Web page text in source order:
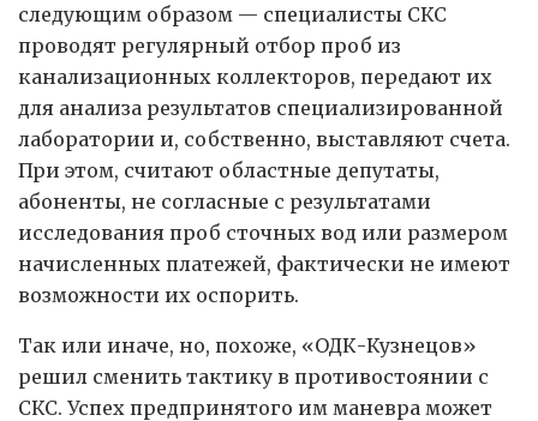
следующим образом — специалисты СКС
проводят регулярный отбор проб из
канализационных коллекторов, передают их
для анализа результатов специализированной
лаборатории и, собственно, выставляют счета.
При этом, считают областные депутаты,
абоненты, не согласные с результатами
исследования проб сточных вод или размером
начисленных платежей, фактически не имеют
возможности их оспорить.
Так или иначе, но, похоже, «ОДК-Кузнецов»
решил сменить тактику в противостоянии с
СКС. Успех предпринятого им маневра может